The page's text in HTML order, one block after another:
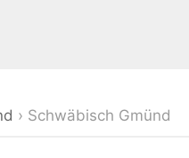
› Schwäbisch Gmünd